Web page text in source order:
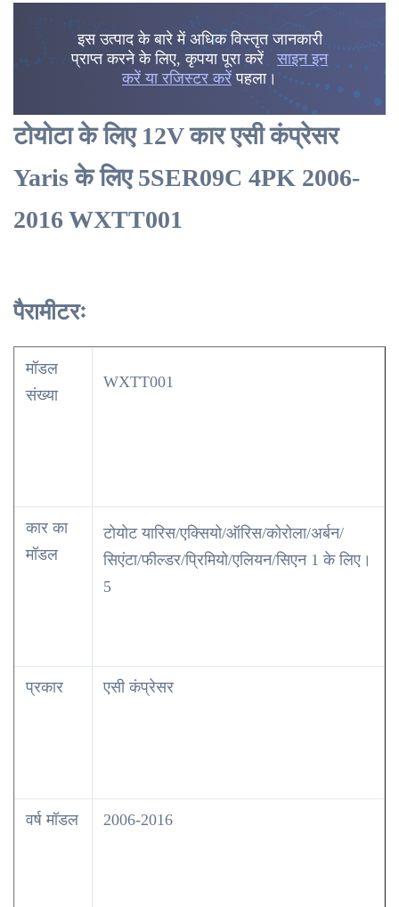
इस उत्पाद के बारे में अधिक विस्तृत जानकारी
प्राप्त करने के लिए, कृपया पूरा करें
साइन इन
करें या रजिस्टर करें पहला।
टोयोटा के लिए 12V कार एसी कंप्रेसर
Yaris के लिए 5SER09C 4PK 2006-
2016 WXTT001
पैरामीटरः
मॉडल
संख्या
WXTT001
कार का
मॉडल
टोयोट यारिस/एक्सियो/ऑरिस/कोरोला/अर्बन/
सिएंटा/फील्डर/प्रिमियो/एलियन/सिएन 1 के लिए।
5
प्रकार एसी कंप्रेसर
वर्ष मॉडल 2006-2016